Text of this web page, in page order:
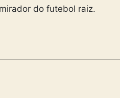
do futebol raiz.